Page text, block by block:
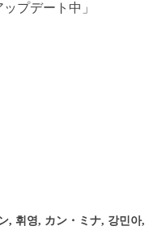
プデート中」
, 휘영, カン・ミナ, 강민아,